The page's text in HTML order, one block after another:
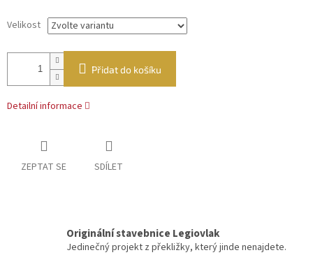
Velikost
Přidat do košíku
Detailní informace
ZEPTAT SE SDÍLET
Originální stavebnice Legiovlak
Jedinečný projekt z překližky, který jinde nenajdete.